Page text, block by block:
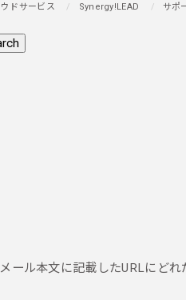
ドサービス Synergy!LEAD サポ
ール本文に記載したURLにど